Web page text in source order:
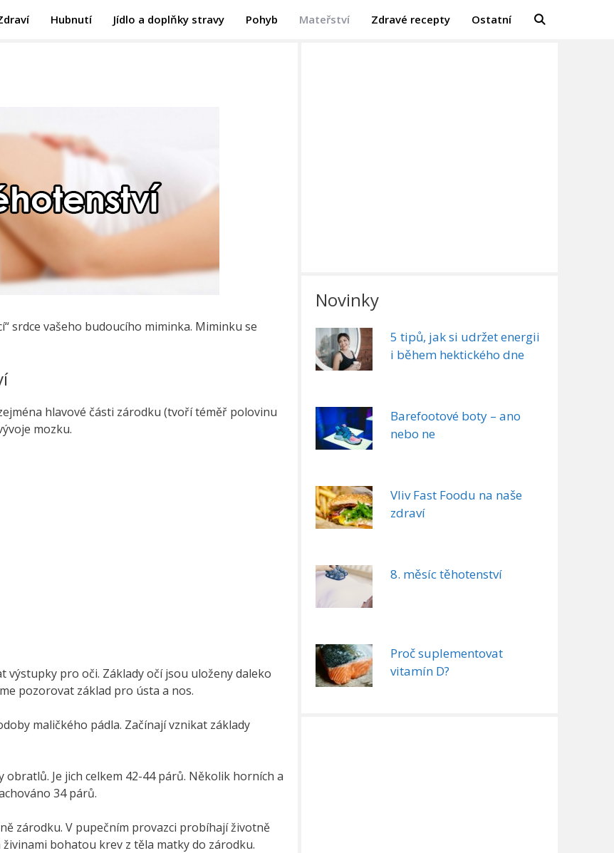
Hubnutí Jídlo a doplňky stravy Pohyb Mateřství Zdravé recepty Ostatní
srdce vašeho budoucího miminka. Miminku se
hlavové části zárodku (tvoří téměř polovinu
mozku.
pro oči. Základy očí jsou uloženy daleko
pozorovat základ pro ústa a nos.
maličkého pádla. Začínají vznikat základy
Je jich celkem 42-44 párů. Několik horních a
34 párů.
zárodku. V pupečním provazci probíhají životně
bohatou krev z těla matky do zárodku.
Novinky
5 tipů, jak si udržet energii
i během hektického dne
Barefootové boty – ano
nebo ne
Vliv Fast Foodu na naše
zdraví
8. měsíc těhotenství
Proč suplementovat
vitamín D?